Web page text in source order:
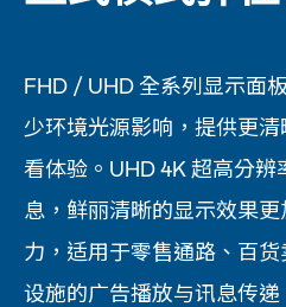
FHD / UHD 全系列显示面
少环境光源影响，提供更
看体验。UHD 4K 超高分辨
息，鲜丽清晰的显示效果
力，适用于零售通路、百
设施的广告播放与讯息传递